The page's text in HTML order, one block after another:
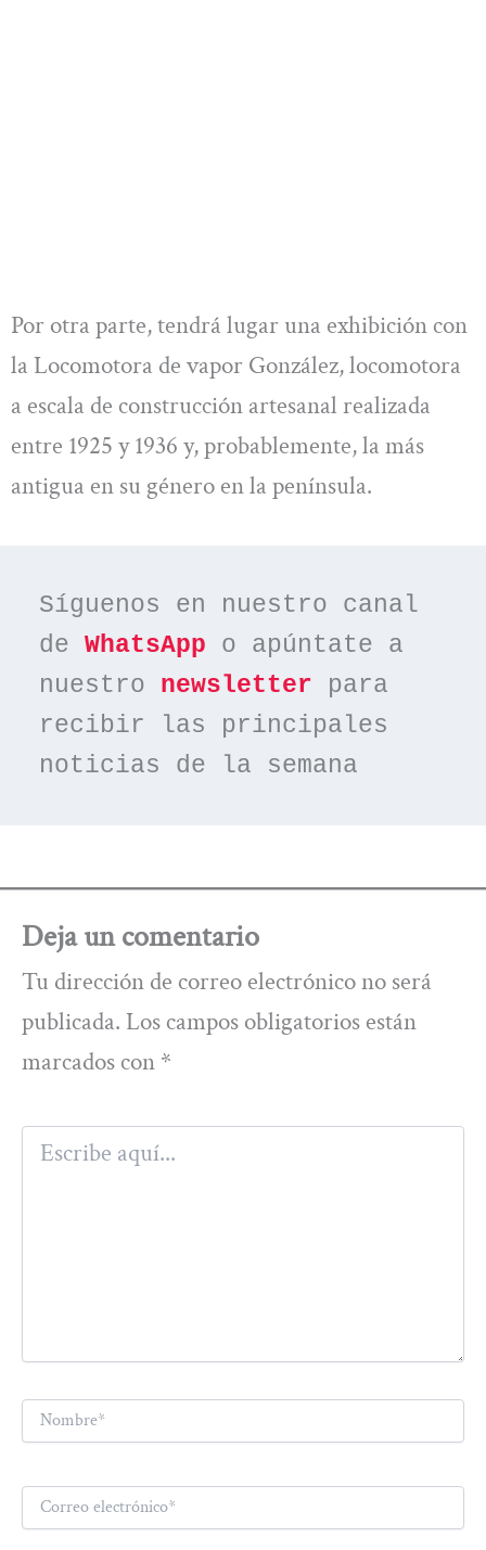
Por otra parte, tendrá lugar una exhibición con
la Locomotora de vapor González, locomotora
a escala de construcción artesanal realizada
entre 1925 y 1936 y, probablemente, la más
antigua en su género en la península.
Síguenos en nuestro canal
de WhatsApp o apúntate a
nuestro newsletter para
recibir las principales
noticias de la semana
Deja un comentario
Tu dirección de correo electrónico no será
publicada. Los campos obligatorios están
marcados con *
Escribe
aquí...
Nombre*
Correo
electrónico*